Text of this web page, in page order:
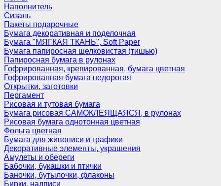
Наполнитель
Сизаль
Пакеты подарочные
Бумага декоративная и поделочная
Бумага "МЯГКАЯ ТКАНЬ", Soft Paper
Бумага папиросная шелковистая (тишью)
Папиросная бумага в рулонах
Гофрированная, крепированная, бумага цветная
Гофрированная бумага недорогая
Открытки, заготовки
Пергамент
Рисовая и тутовая бумага
Бумага рисовая САМОКЛЕЯЩАЯСЯ, в рулонах
Рисовая бумага однотонная цветная
Фольга цветная
Бумага для живописи и графики
Декоративные элементы, украшения
Амулеты и обереги
Бабочки, букашки и птички
Баночки, бутылочки, флаконы
Бирки, надписи